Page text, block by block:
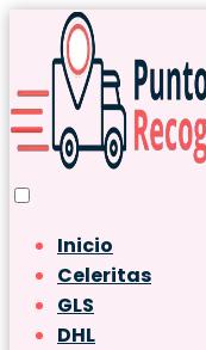
Inicio
Celeritas
GLS
DHL